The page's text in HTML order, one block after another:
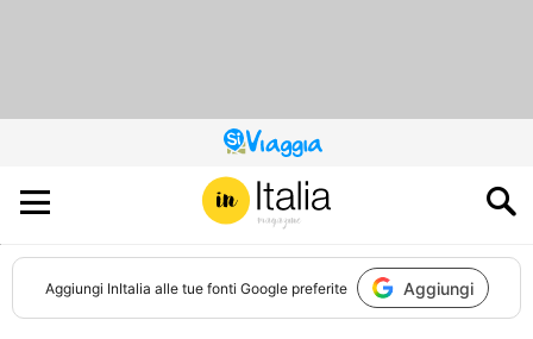
QUESTO
SITO
CONTRIBUISCE
ALL’AUDIENCE
DI
Aggiungi InItalia alle tue fonti Google preferite Aggiungi